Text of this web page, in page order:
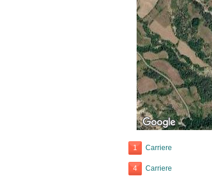
1 Carriere
4 Carriere